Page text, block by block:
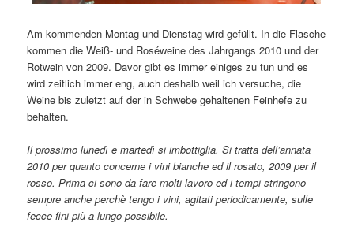
Am kommenden Montag und Dienstag wird gefüllt. In die Flasche
kommen die Weiß- und Roséweine des Jahrgangs 2010 und der
Rotwein von 2009. Davor gibt es immer einiges zu tun und es
wird zeitlich immer eng, auch deshalb weil ich versuche, die
Weine bis zuletzt auf der in Schwebe gehaltenen Feinhefe zu
behalten.
Il prossimo lunedì e martedì si imbottiglia. Si tratta dell’annata
2010 per quanto concerne i vini bianche ed il rosato, 2009 per il
rosso. Prima ci sono da fare molti lavoro ed i tempi stringono
sempre anche perchè tengo i vini,agitati periodicamente, sulle
fecce fini più a lungo possibile.